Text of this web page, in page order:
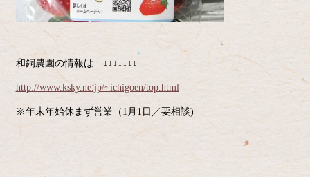
和銅農園の情報は ↓↓↓↓↓↓↓
http://www.ksky.ne.jp/~ichigoen/top.html
※年末年始休まず営業（1月1日／要相談)